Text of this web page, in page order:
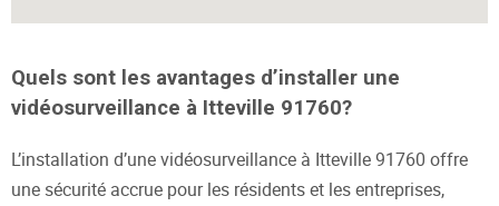
Quels sont les avantages d’installer une
vidéosurveillance à Itteville 91760?
L’installation d’une vidéosurveillance à Itteville 91760 offre
une sécurité accrue pour les résidents et les entreprises,